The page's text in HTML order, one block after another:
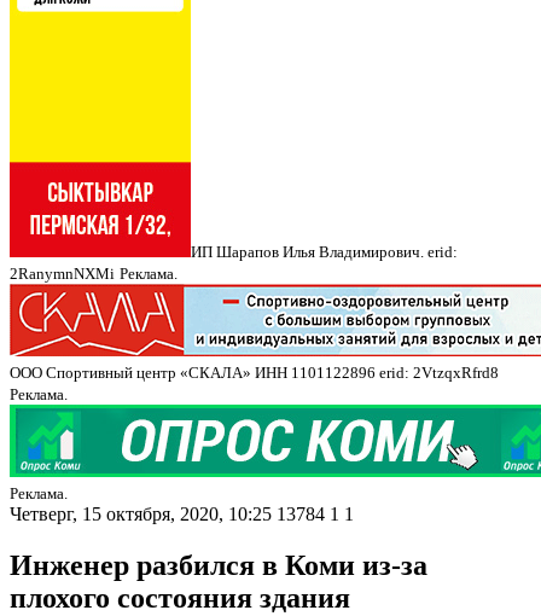
ИП Шарапов Илья Владимирович. erid:
2RanymnNXMi Реклама.
ООО Спортивный центр «СКАЛА» ИНН 1101122896 erid: 2VtzqxRfrd8
Реклама.
Реклама.
Четверг, 15 октября, 2020, 10:25 13784 1 1
Инженер разбился в Коми из-за
плохого состояния здания